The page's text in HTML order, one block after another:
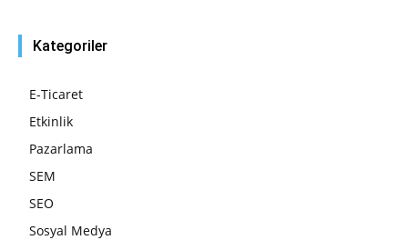
Kategoriler
E-Ticaret
Etkinlik
Pazarlama
SEM
SEO
Sosyal Medya